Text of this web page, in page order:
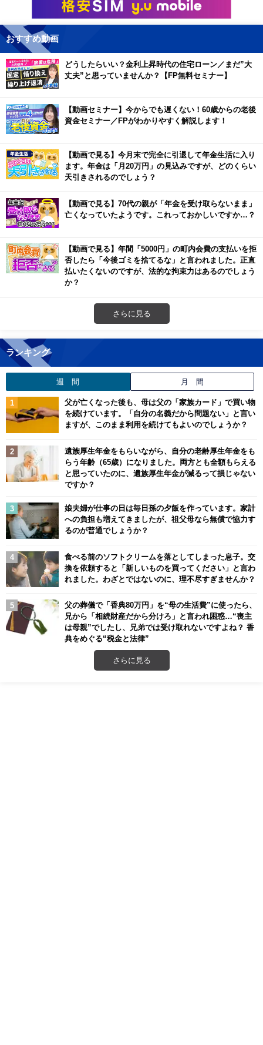
おすすめ動画
どうしたらいい？金利上昇時代の住宅ローン／まだ”大
丈夫”と思っていませんか？【FP無料セミナー】
【動画セミナー】今からでも遅くない！60歳からの老後
資金セミナー／FPがわかりやすく解説します！
【動画で見る】今月末で完全に引退して年金生活に入り
ます。年金は「月20万円」の見込みですが、どのくらい
天引きされるのでしょう？
【動画で見る】70代の親が「年金を受け取らないまま」
亡くなっていたようです。これっておかしいですか…？
【動画で見る】年間「5000円」の町内会費の支払いを拒
否したら「今後ゴミを捨てるな」と言われました。正直
払いたくないのですが、法的な拘束力はあるのでしょう
か？
さらに見る
ランキング
週 間 月 間
父が亡くなった後も、母は父の「家族カード」で買い物
を続けています。「自分の名義だから問題ない」と言い
ますが、このまま利用を続けてもよいのでしょうか？
遺族厚生年金をもらいながら、自分の老齢厚生年金をも
らう年齢（65歳）になりました。両方とも全額もらえる
と思っていたのに、遺族厚生年金が減るって損じゃない
ですか？
娘夫婦が仕事の日は毎日孫の夕飯を作っています。家計
への負担も増えてきましたが、祖父母なら無償で協力す
るのが普通でしょうか？
食べる前のソフトクリームを落としてしまった息子。交
換を依頼すると「新しいものを買ってください」と言わ
れました。わざとではないのに、理不尽すぎませんか？
父の葬儀で「香典80万円」を“母の生活費”に使ったら、
兄から「相続財産だから分けろ」と言われ困惑…“喪主
は母親”でしたし、兄弟では受け取れないですよね？ 香
典をめぐる“税金と法律”
さらに見る